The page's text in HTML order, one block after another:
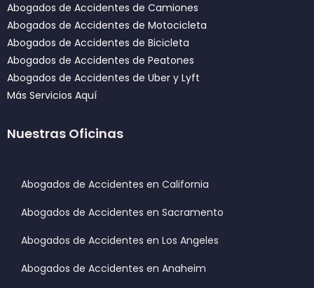
Abogados de Accidentes de Camiones
Abogados de Accidentes de Motocicleta
Abogados de Accidentes de Bicicleta
Abogados de Accidentes de Peatones
Abogados de Accidentes de Uber y Lyft
Más Servicios Aquí
Nuestras Oficinas
Abogados de Accidentes en California
Abogados de Accidentes en Sacramento
Abogados de Accidentes en Los Angeles
Abogados de Accidentes en Anaheim